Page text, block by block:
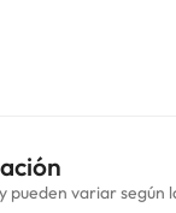
pueden variar según